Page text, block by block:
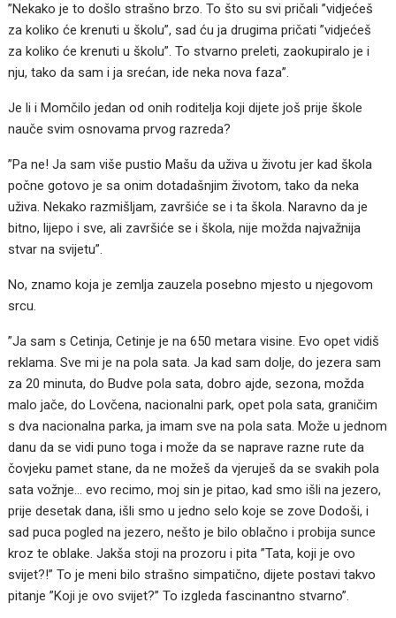
”Nekako je to došlo strašno brzo. To što su svi pričali ”vidjećeš
za koliko će krenuti u školu”, sad ću ja drugima pričati ”vidjećeš
za koliko će krenuti u školu”. To stvarno preleti, zaokupiralo je i
nju, tako da sam i ja srećan, ide neka nova faza”.
Je li i Momčilo jedan od onih roditelja koji dijete još prije škole
nauče svim osnovama prvog razreda?
”Pa ne! Ja sam više pustio Mašu da uživa u životu jer kad škola
počne gotovo je sa onim dotadašnjim životom, tako da neka
uživa. Nekako razmišljam, završiće se i ta škola. Naravno da je
bitno, lijepo i sve, ali završiće se i škola, nije možda najvažnija
stvar na svijetu”.
No, znamo koja je zemlja zauzela posebno mjesto u njegovom
srcu.
”Ja sam s Cetinja, Cetinje je na 650 metara visine. Evo opet vidiš
reklama. Sve mi je na pola sata. Ja kad sam dolje, do jezera sam
za 20 minuta, do Budve pola sata, dobro ajde, sezona, možda
malo jače, do Lovčena, nacionalni park, opet pola sata, graničim
s dva nacionalna parka, ja imam sve na pola sata. Može u jednom
danu da se vidi puno toga i može da se naprave razne rute da
čovjeku pamet stane, da ne možeš da vjeruješ da se svakih pola
sata vožnje… evo recimo, moj sin je pitao, kad smo išli na jezero,
prije desetak dana, išli smo u jedno selo koje se zove Dodoši, i
sad puca pogled na jezero, nešto je bilo oblačno i probija sunce
kroz te oblake. Jakša stoji na prozoru i pita ”Tata, koji je ovo
svijet?!” To je meni bilo strašno simpatično, dijete postavi takvo
pitanje ”Koji je ovo svijet?” To izgleda fascinantno stvarno”.